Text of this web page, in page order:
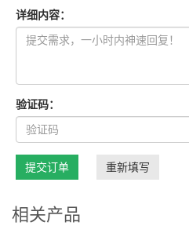
详细内容：
验证码：
提交订单 重新填写
相关产品